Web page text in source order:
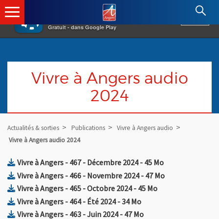
×
Gratuit - dans Google Play
Angers.fr : Retour à l'accueil
Vivre à Angers audio
2024
Actualités & sorties Publications
Vivre à Angers audio
Vivre à Angers audio 2024
Vivre à Angers - 467 - Décembre 2024, Fichier au format Zip
- 45 Mo, Ouvre une
Vivre à Angers - 466 - Novembre 2024, Fichier au format Zip
- 47 Mo, Ouvre une
Vivre à Angers - 465 - Octobre 2024, Fichier au format Zip
- 45 Mo, Ouvre une
Vivre à Angers - 464 - Été 2024, Fichier au format Zip
- 34 Mo, Ouvre une nouvelle
Vivre à Angers - 463 - Juin 2024, Fichier au format Zip
- 47 Mo, Ouvre une nouvelle